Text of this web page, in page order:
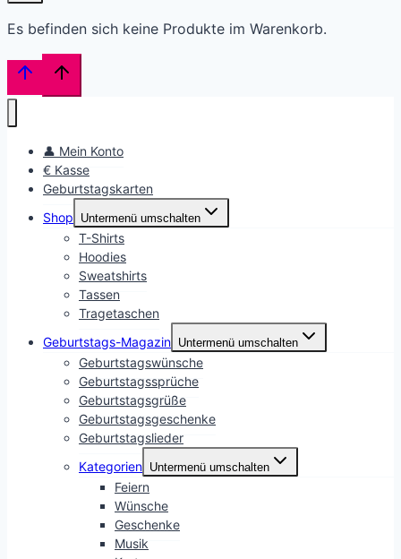
Es befinden sich keine Produkte im Warenkorb.
👤 Mein Konto
€ Kasse
Geburtstagskarten
Shop
Untermenü umschalten
T-Shirts
Hoodies
Sweatshirts
Tassen
Tragetaschen
Geburtstags-Magazin Untermenü umschalten
Geburtstagswünsche
Geburtstagssprüche
Geburtstagsgrüße
Geburtstagsgeschenke
Geburtstagslieder
Kategorien Untermenü umschalten
Feiern
Wünsche
Geschenke
Musik